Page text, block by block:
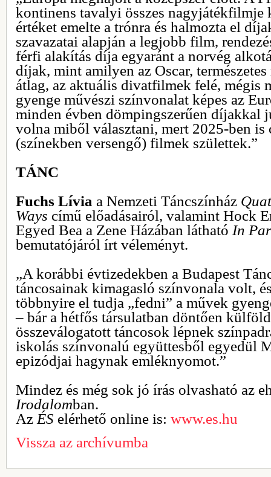
kontinens tavalyi összes nagyjátékfilmje
értéket emelte a trónra és halmozta el
szavazatai alapján a legjobb film,
férfi alakítás díja egyaránt a norvég
díjak, mint amilyen az Oscar,
átlag, az aktuális divatfilmek felé, mégis
gyenge művészi színvonalat képes az
minden évben dömpingszerűen díjakkal
volna miből választani, mert 2025-ben is
(színekben versengő) filmek születtek.”
TÁNC
Fuchs Lívia a Nemzeti Táncszínház
Ways című előadásairól, valamint Hock
Egyed Bea a Zene Házában látható In
bemutatójáról írt véleményt.
„A korábbi évtizedekben a Budapest
táncosainak kimagasló színvonala volt,
többnyire el tudja „fedni” a művek
– bár a hétfős társulatban döntően
összeválogatott táncosok lépnek
iskolás színvonalú együttesből egyedül
epizódjai hagynak emléknyomot.”
Mindez és még sok jó írás olvasható az
Irodalomban.
Az ÉS elérhető online is: www.es.hu
Vissza az archívumba